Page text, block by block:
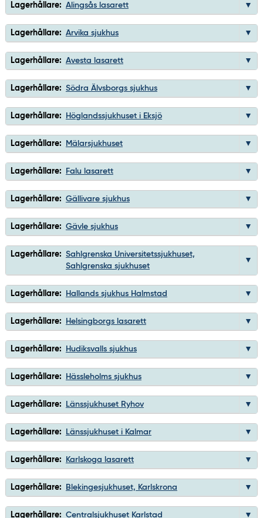
Lagerhållare: Alingsås lasarett
Lagerhållare: Arvika sjukhus
Lagerhållare: Avesta lasarett
Lagerhållare: Södra Älvsborgs sjukhus
Lagerhållare: Höglandssjukhuset i Eksjö
Lagerhållare: Mälarsjukhuset
Lagerhållare: Falu lasarett
Lagerhållare: Gällivare sjukhus
Lagerhållare: Gävle sjukhus
Lagerhållare: Sahlgrenska Universitetssjukhuset,
Sahlgrenska sjukhuset
Lagerhållare: Hallands sjukhus Halmstad
Lagerhållare: Helsingborgs lasarett
Lagerhållare: Hudiksvalls sjukhus
Lagerhållare: Hässleholms sjukhus
Lagerhållare: Länssjukhuset Ryhov
Lagerhållare: Länssjukhuset i Kalmar
Lagerhållare: Karlskoga lasarett
Lagerhållare: Blekingesjukhuset, Karlskrona
Lagerhållare: Centralsjukhuset Karlstad